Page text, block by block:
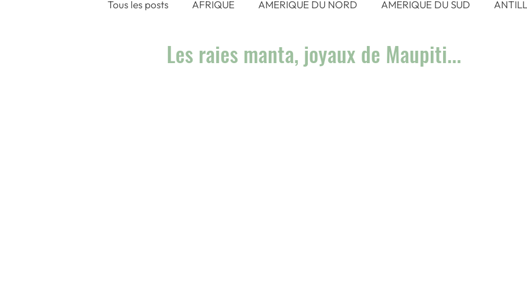
Tous les posts AFRIQUE AMERIQUE DU NORD AMERIQUE DU SUD
ASIE CENTRALE ASIE DU SUD EST EUROPE FRANCE
Les raies manta, joyaux de Maupiti...